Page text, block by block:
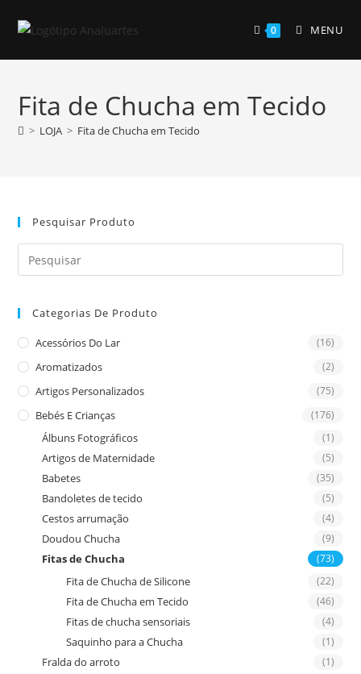
0 MENU
Fita de Chucha em Tecido
> LOJA > Fita de Chucha em Tecido
Pesquisar Produto
Categorias De Produto
Acessórios Do Lar (16)
Aromatizados (2)
Artigos Personalizados (75)
Bebés E Crianças (176)
Álbuns Fotográficos (1)
Artigos de Maternidade (5)
Babetes (35)
Bandoletes de tecido (5)
Cestos arrumação (4)
Doudou Chucha (9)
Fitas de Chucha (73)
Fita de Chucha de Silicone (22)
Fita de Chucha em Tecido (46)
Fitas de chucha sensoriais (4)
Saquinho para a Chucha (1)
Fralda do arroto (1)